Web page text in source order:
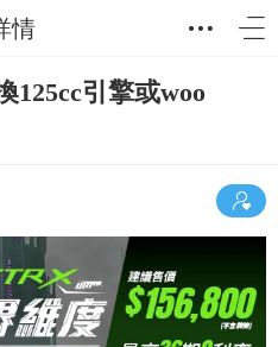
情
125cc引擎或woo